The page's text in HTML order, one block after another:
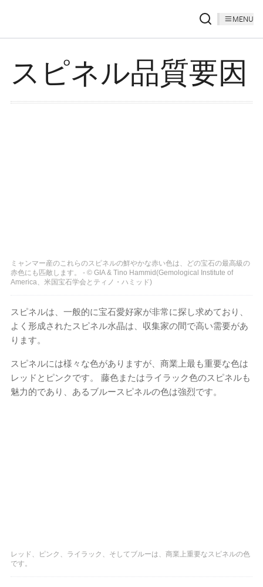
MENU
スピネル品質要因
ミャンマー産のこれらのスピネルの鮮やかな赤い色は、どの宝石の最高級の
赤色にも匹敵します。 - © GIA & Tino Hammid(Gemological Institute of
America、米国宝石学会とティノ・ハミッド)
スピネルは、一般的に宝石愛好家が非常に探し求めており、
よく形成されたスピネル水晶は、収集家の間で高い需要があ
ります。
スピネルには様々な色がありますが、商業上最も重要な色は
レッドとピンクです。 藤色またはライラック色のスピネルも
魅力的であり、あるブルースピネルの色は強烈です。
レッド、ピンク、ライラック、そしてブルーは、商業上重要なスピネルの色
です。